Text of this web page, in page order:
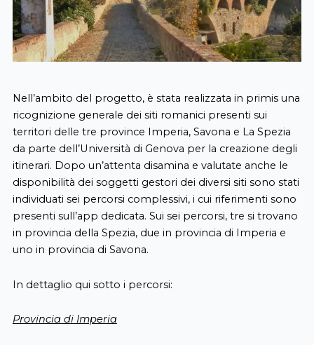
Nell’ambito del progetto, è stata realizzata in primis una
ricognizione generale dei siti romanici presenti sui
territori delle tre province Imperia, Savona e La Spezia
da parte dell’Università di Genova per la creazione degli
itinerari. Dopo un’attenta disamina e valutate anche le
disponibilità dei soggetti gestori dei diversi siti sono stati
individuati sei percorsi complessivi, i cui riferimenti sono
presenti sull’app dedicata. Sui sei percorsi, tre si trovano
in provincia della Spezia, due in provincia di Imperia e
uno in provincia di Savona.
In dettaglio qui sotto i percorsi:
Provincia di Imperia